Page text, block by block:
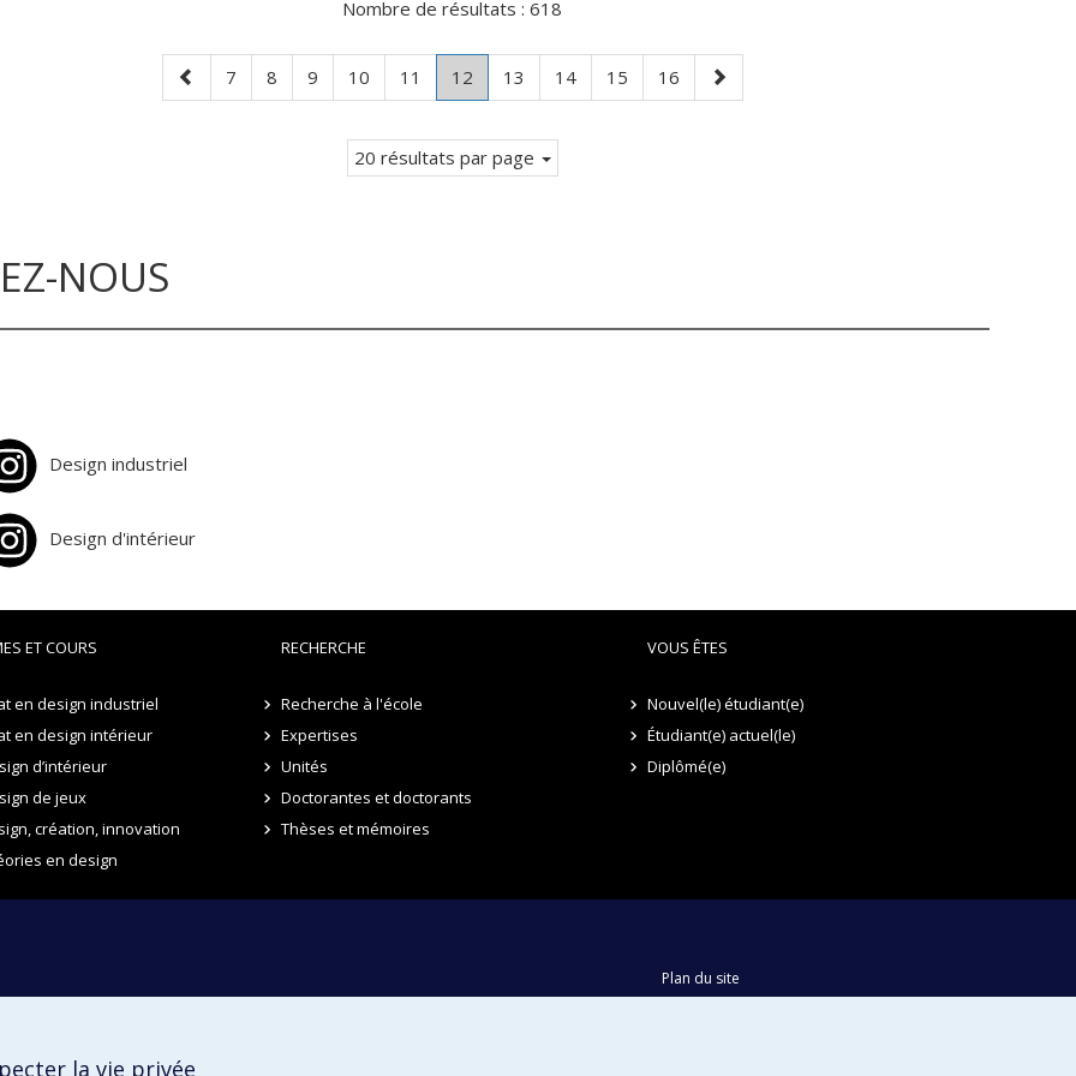
Nombre de résultats : 618
Page
précédente
Page
7 Page
8 Page
9 Page
10 Page
11 Page
12.
Page
courante.
Page
13 Page
14 Page
15 Page
16
Page
suivante
20 résultats par page
NOUS
Design industriel
Design d'intérieur
ET COURS
en design industriel
en design intérieur
d’intérieur
de jeux
création, innovation
en design
RECHERCHE
Recherche à l'école
Expertises
Unités
Doctorantes et doctorants
Thèses et mémoires
VOUS ÊTES
Nouvel(le) étudiant(e)
Étudiant(e) actuel(le)
Diplômé(e)
Plan du site
la vie privée